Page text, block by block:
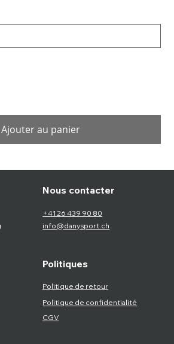
Ajouter au panier
Politiques
Politique de retour
Nous contacter
+41 26 439 90 80
info@danysport.ch
Politique de confidentialité
CGV